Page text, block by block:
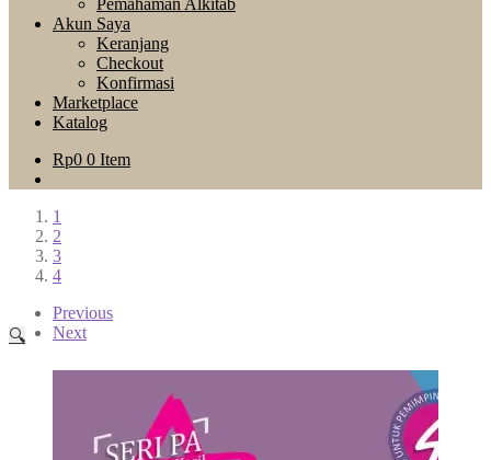
Pemahaman Alkitab
Akun Saya
Keranjang
Checkout
Konfirmasi
Marketplace
Katalog
Rp0 0 Item
1
2
3
4
Previous
Next
🔍